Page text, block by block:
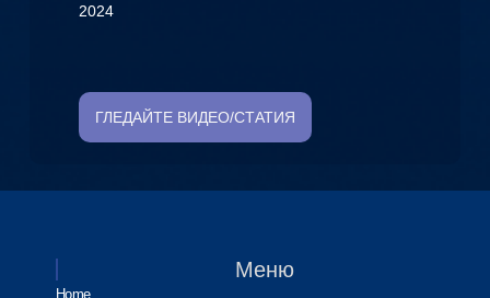
2024
ГЛЕДАЙТЕ ВИДЕО/СТАТИЯ
Меню
Home